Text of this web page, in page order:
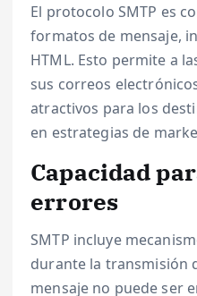
El protocolo SMTP es
formatos de mensaje,
HTML. Esto permite a
sus correos
atractivos para los
en estrategias de
Capacidad
errores
SMTP incluye
durante la transmisión
mensaje no puede ser